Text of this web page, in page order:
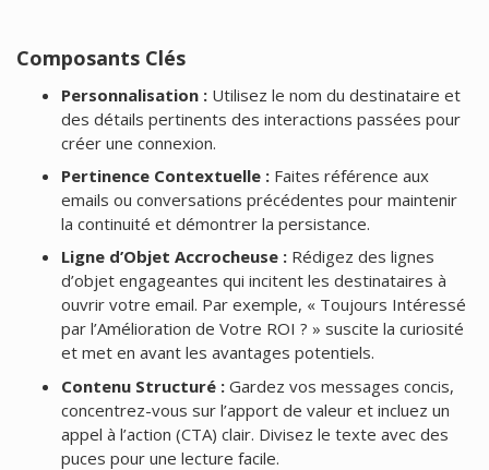
Composants Clés
Personnalisation :Utilisez le nom du destinataire et
des détails pertinents des interactions passées pour
créer une connexion.
Pertinence Contextuelle :Faites référence aux
emails ou conversations précédentes pour maintenir
la continuité et démontrer la persistance.
Ligne d’Objet Accrocheuse :Rédigez des lignes
d’objet engageantes qui incitent les destinataires à
ouvrir votre email. Par exemple, « Toujours Intéressé
par l’Amélioration de Votre ROI ? » suscite la curiosité
et met en avant les avantages potentiels.
Contenu Structuré :Gardez vos messages concis,
concentrez-vous sur l’apport de valeur et incluez un
appel à l’action (CTA) clair. Divisez le texte avec des
puces pour une lecture facile.